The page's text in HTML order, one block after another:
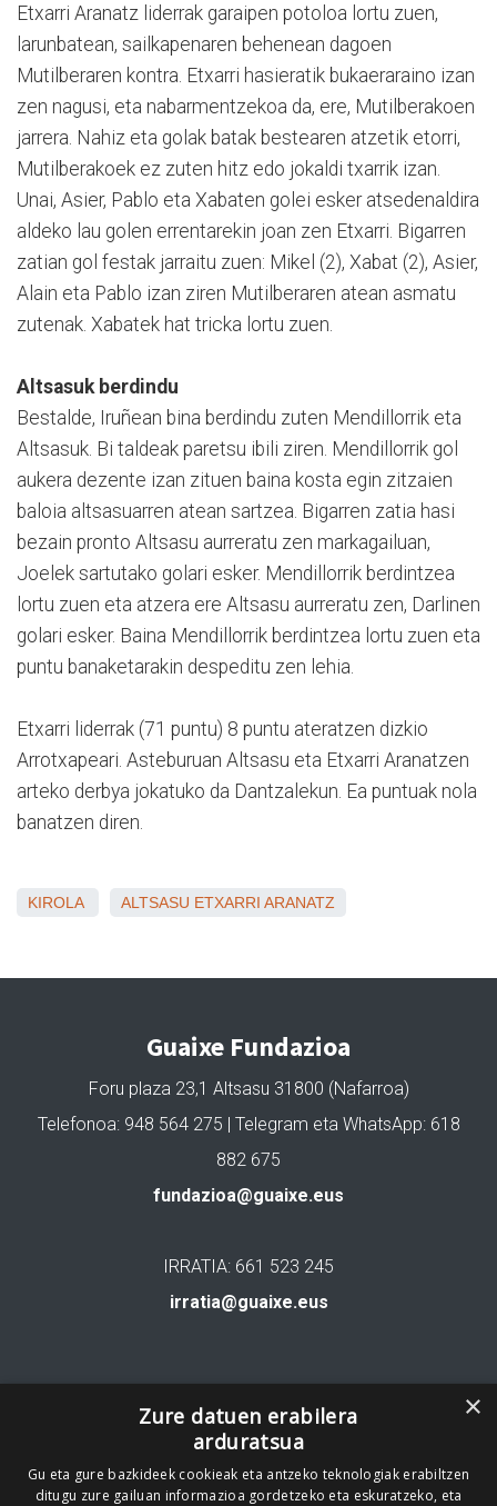
Etxarri Aranatz liderrak garaipen potoloa lortu zuen,
larunbatean, sailkapenaren behenean dagoen
Mutilberaren kontra. Etxarri hasieratik bukaeraraino izan
zen nagusi, eta nabarmentzekoa da, ere, Mutilberakoen
jarrera. Nahiz eta golak batak bestearen atzetik etorri,
Mutilberakoek ez zuten hitz edo jokaldi txarrik izan.
Unai, Asier, Pablo eta Xabaten golei esker atsedenaldira
aldeko lau golen errentarekin joan zen Etxarri. Bigarren
zatian gol festak jarraitu zuen: Mikel (2), Xabat (2), Asier,
Alain eta Pablo izan ziren Mutilberaren atean asmatu
zutenak. Xabatek hat tricka lortu zuen.
Altsasuk berdindu
Bestalde, Iruñean bina berdindu zuten Mendillorrik eta
Altsasuk. Bi taldeak paretsu ibili ziren. Mendillorrik gol
aukera dezente izan zituen baina kosta egin zitzaien
baloia altsasuarren atean sartzea. Bigarren zatia hasi
bezain pronto Altsasu aurreratu zen markagailuan,
Joelek sartutako golari esker. Mendillorrik berdintzea
lortu zuen eta atzera ere Altsasu aurreratu zen, Darlinen
golari esker. Baina Mendillorrik berdintzea lortu zuen eta
puntu banaketarakin despeditu zen lehia.
Etxarri liderrak (71 puntu) 8 puntu ateratzen dizkio
Arrotxapeari. Asteburuan Altsasu eta Etxarri Aranatzen
arteko derbya jokatuko da Dantzalekun. Ea puntuak nola
banatzen diren.
KIROLA ALTSASU ETXARRI ARANATZ
Guaixe Fundazioa
Foru plaza 23,1 Altsasu 31800 (Nafarroa)
Telefonoa: 948 564 275 | Telegram eta WhatsApp: 618
882 675
fundazioa@guaixe.eus
IRRATIA: 661 523 245
irratia@guaixe.eus
Gure lizentzia: Creative Commons Aitortu Partekatu
Codesyntaxek garatua
×
Zure datuen erabilera
arduratsua
Gu eta gure bazkideek cookieak eta antzeko teknologiak erabiltzen
ditugu zure gailuan informazioa gordetzeko eta eskuratzeko, eta